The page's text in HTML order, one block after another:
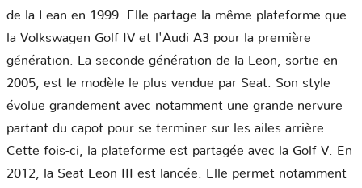
de la Lean en 1999. Elle partage la même plateforme que
la Volkswagen Golf IV et l'Audi A3 pour la première
génération. La seconde génération de la Leon, sortie en
2005, est le modèle le plus vendue par Seat. Son style
évolue grandement avec notamment une grande nervure
partant du capot pour se terminer sur les ailes arrière.
Cette fois-ci, la plateforme est partagée avec la Golf V. En
2012, la Seat Leon III est lancée. Elle permet notamment